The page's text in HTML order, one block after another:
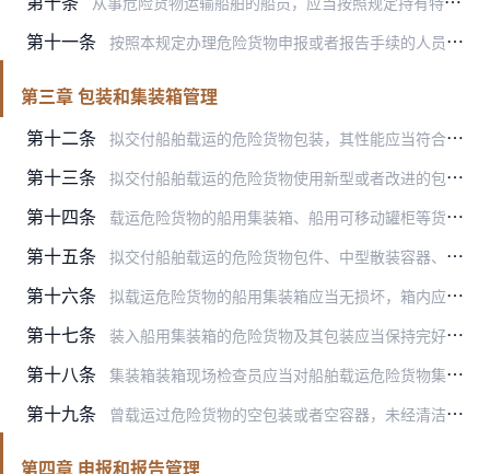
第十一条 按照本规定办理危险货物申报或者报告手续的人员和集装箱装箱现场检查的人员，应当熟悉相关法规、技术规范和申报程序。
第三章 包装和集装箱管理
第十二条
拟交付船舶载运的危险货物包装，其性能应当符合相关法规、技术规范以及国际公约规定，并依法取得相应的检验合格证明。
第十三条 拟交付船舶载运的危险货物使用新型或者改进的包装类型，应当符合《国际海运危险货物规则》有关等效包装的规定，并向海事管理机构提交该包装的性能检验报告、检验证书或者文…
第十四条 载运危险货物的船用集装箱、船用可移动罐柜等货物运输组件和船用刚性中型散装容器，应当经国家海事管理机构认可的船舶检验机构检验合格，方可用于船舶运输。
第十五条 拟交付船舶载运的危险货物包件、中型散装容器、大宗包装、货物运输组件，应当按照规定显示所装危险货物特性的标志、标记和标牌。
第十六条 拟载运危险货物的船用集装箱应当无损坏，箱内应当清洁、干燥、无污损，满足所装载货物要求。处于熏蒸状态下的船用集装箱等货物运输组件，应当符合相关积载要求，并显示熏蒸…
第十七条 装入船用集装箱的危险货物及其包装应当保持完好，无破损、撒漏或者渗漏，并按照规定进行衬垫和加固，其积载、隔离应当符合相关安全要求。性质不相容的危险货物不得同箱装运…
第十八条 集装箱装箱现场检查员应当对船舶载运危险货物集装箱的装箱活动进行现场检查，在装箱完毕后，对符合《海运危险货物集装箱装箱安全技术要求》（JT672—2006）的签署…
第十九条 曾载运过危险货物的空包装或者空容器，未经清洁或者采取其他措施消除危险性的，应当视作盛装危险货物的包装或者容器。
第四章 申报和报告管理